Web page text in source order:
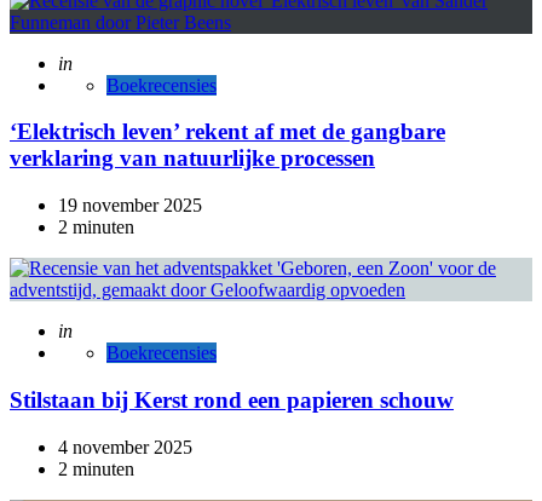
Posted
in
Boekrecensies
‘Elektrisch leven’ rekent af met de gangbare
verklaring van natuurlijke processen
19 november 2025
2 minuten
Posted
in
Boekrecensies
Stilstaan bij Kerst rond een papieren schouw
4 november 2025
2 minuten